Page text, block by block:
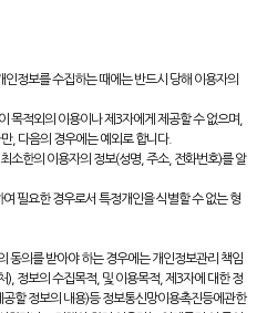
인정보를 수집하는 때에는 반드시 당해 이용자의
목적외의 이용이나 제3자에게 제공할 수 없으며,
, 다음의 경우에는 예외로 합니다.
소한의 이용자의 정보(성명, 주소, 전화번호)를 알
필요한 경우로서 특정개인을 식별할 수 없는 형
동의를 받아야 하는 경우에는 개인정보관리 책임
), 정보의 수집목적, 및 이용목적, 제3자에 대한 정
할 정보의 내용)등 정보통신망이용촉진등에관한